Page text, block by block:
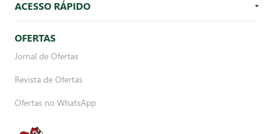
ACESSO RÁPIDO
OFERTAS
Jornal de Ofertas
Revista de Ofertas
Ofertas no WhatsApp